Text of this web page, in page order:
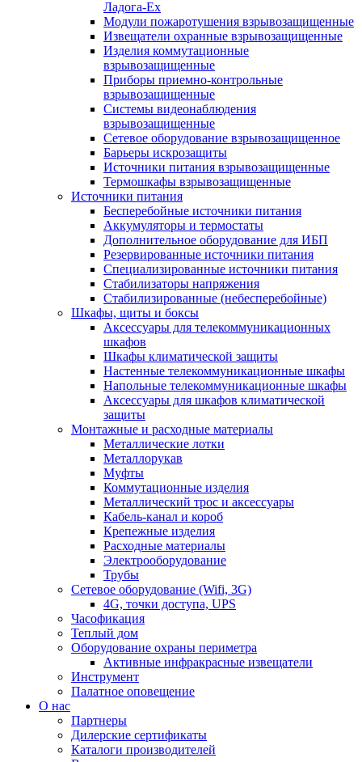
Ладога-Ex
Модули пожаротушения взрывозащищенные
Извещатели охранные взрывозащищенные
Изделия коммутационные
взрывозащищенные
Приборы приемно-контрольные
взрывозащищенные
Системы видеонаблюдения
взрывозащищенные
Сетевое оборудование взрывозащищенное
Барьеры искрозащиты
Источники питания взрывозащищенные
Термошкафы взрывозащищенные
Источники питания
Бесперебойные источники питания
Аккумуляторы и термостаты
Дополнительное оборудование для ИБП
Резервированные источники питания
Специализированные источники питания
Стабилизаторы напряжения
Стабилизированные (небесперебойные)
Шкафы, щиты и боксы
Аксессуары для телекоммуникационных
шкафов
Шкафы климатической защиты
Настенные телекоммуникационные шкафы
Напольные телекоммуникационные шкафы
Аксессуары для шкафов климатической
защиты
Монтажные и расходные материалы
Металлические лотки
Металлорукав
Муфты
Коммутационные изделия
Металлический трос и аксессуары
Кабель-канал и короб
Крепежные изделия
Расходные материалы
Электрооборудование
Трубы
Сетевое оборудование (Wifi, 3G)
4G, точки доступа, UPS
Часофикация
Теплый дом
Оборудование охраны периметра
Активные инфракрасные извещатели
Инструмент
Палатное оповещение
О нас
Партнеры
Дилерские сертификаты
Каталоги производителей